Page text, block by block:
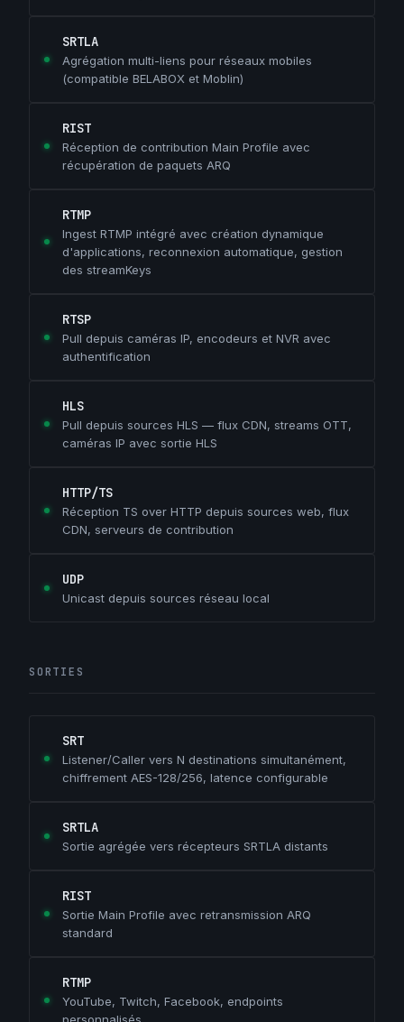
SRTLA
Agrégation multi-liens pour réseaux mobiles
(compatible BELABOX et Moblin)
RIST
Réception de contribution Main Profile avec
récupération de paquets ARQ
RTMP
Ingest RTMP intégré avec création dynamique
d'applications, reconnexion automatique, gestion
des streamKeys
RTSP
Pull depuis caméras IP, encodeurs et NVR avec
authentification
HLS
Pull depuis sources HLS — flux CDN, streams OTT,
caméras IP avec sortie HLS
HTTP/TS
Réception TS over HTTP depuis sources web, flux
CDN, serveurs de contribution
UDP
Unicast depuis sources réseau local
SORTIES
SRT
Listener/Caller vers N destinations simultanément,
chiffrement AES-128/256, latence configurable
SRTLA
Sortie agrégée vers récepteurs SRTLA distants
RIST
Sortie Main Profile avec retransmission ARQ
standard
RTMP
YouTube, Twitch, Facebook, endpoints
personnalisés